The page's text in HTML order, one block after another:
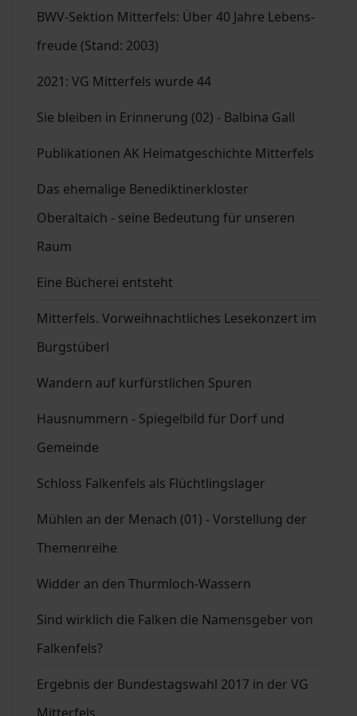
BWV-Sektion Mitterfels: Über 40 Jahre Lebens-
freude (Stand: 2003)
2021: VG Mitterfels wurde 44
Sie bleiben in Erinnerung (02) - Balbina Gall
Publikationen AK Heimatgeschichte Mitterfels
Das ehemalige Benediktinerkloster
Oberaltaich - seine Bedeutung für unseren
Raum
Eine Bücherei entsteht
Mitterfels. Vorweihnachtliches Lesekonzert im
Burgstüberl
Wandern auf kurfürstlichen Spuren
Hausnummern - Spiegelbild für Dorf und
Gemeinde
Schloss Falkenfels als Flüchtlingslager
Mühlen an der Menach (01) - Vorstellung der
Themenreihe
Widder an den Thurmloch-Wassern
Sind wirklich die Falken die Namensgeber von
Falkenfels?
Ergebnis der Bundestagswahl 2017 in der VG